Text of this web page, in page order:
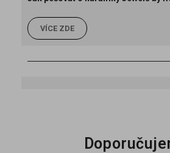
VÍCE ZDE